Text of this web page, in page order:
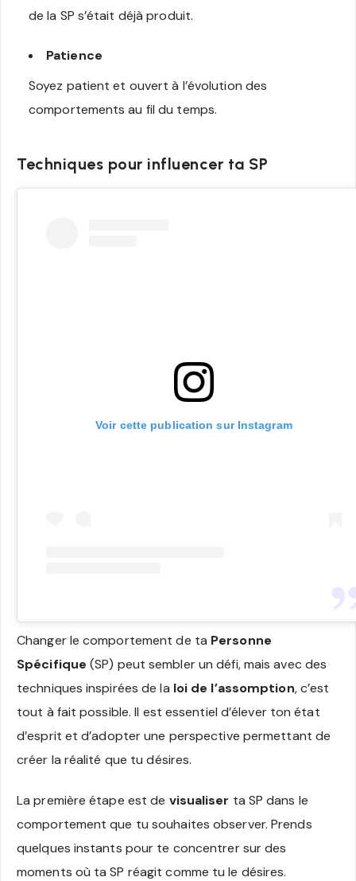
de la SP s’était déjà produit.
Patience
Soyez patient et ouvert à l’évolution des
comportements au fil du temps.
Techniques pour influencer ta SP
Voir cette publication sur Instagram
Changer le comportement de ta Personne
Spécifique (SP) peut sembler un défi, mais avec des
techniques inspirées de la loi de l’assomption, c’est
tout à fait possible. Il est essentiel d’élever ton état
d’esprit et d’adopter une perspective permettant de
créer la réalité que tu désires.
La première étape est de visualiser ta SP dans le
comportement que tu souhaites observer. Prends
quelques instants pour te concentrer sur des
moments où ta SP réagit comme tu le désires.